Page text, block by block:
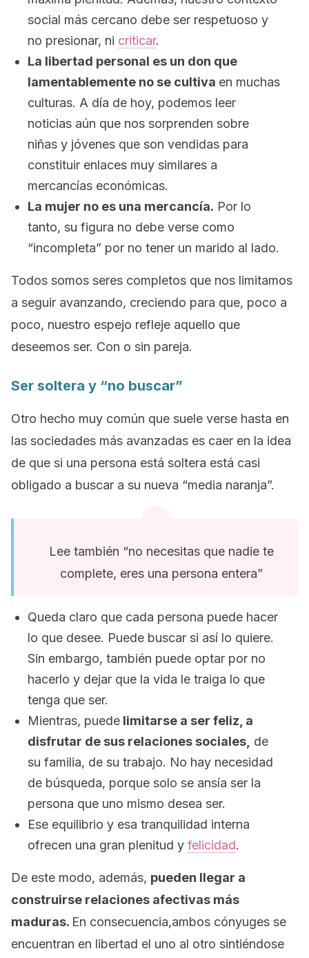
social más cercano debe ser respetuoso y
no presionar, ni criticar.
La libertad personal es un don que
lamentablemente no se cultiva en muchas
culturas. A día de hoy, podemos leer
noticias aún que nos sorprenden sobre
niñas y jóvenes que son vendidas para
constituir enlaces muy similares a
mercancías económicas.
La mujer no es una mercancía. Por lo
tanto, su figura no debe verse como
“incompleta” por no tener un marido al lado.
Todos somos seres completos que nos limitamos
a seguir avanzando, creciendo para que, poco a
poco, nuestro espejo refleje aquello que
deseemos ser. Con o sin pareja.
Ser soltera y “no buscar”
Otro hecho muy común que suele verse hasta en
las sociedades más avanzadas es caer en la idea
de que si una persona está soltera está casi
obligado a buscar a su nueva “media naranja”.
Lee también “no necesitas que nadie te
complete, eres una persona entera”
Queda claro que cada persona puede hacer
lo que desee. Puede buscar si así lo quiere.
Sin embargo, también puede optar por no
hacerlo y dejar que la vida le traiga lo que
tenga que ser.
Mientras, puede limitarse a ser feliz, a
disfrutar de sus relaciones sociales, de
su familia, de su trabajo. No hay necesidad
de búsqueda, porque solo se ansía ser la
persona que uno mismo desea ser.
Ese equilibrio y esa tranquilidad interna
ofrecen una gran plenitud y felicidad.
De este modo, además, pueden llegar a
construirse relaciones afectivas más
maduras. En consecuencia,ambos cónyuges se
encuentran en libertad el uno al otro sintiéndose